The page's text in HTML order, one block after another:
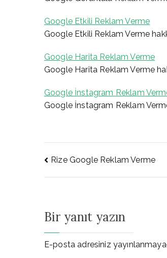
Google Etkili Reklam Verme
Google Etkili Reklam Verme
Google Harita Reklam Verme
Google Harita Reklam Verme
Google İnstagram Reklam
Google İnstagram Reklam
Yazı
Rize Google Reklam Verme
Bir yanıt yazın
E-posta adresiniz